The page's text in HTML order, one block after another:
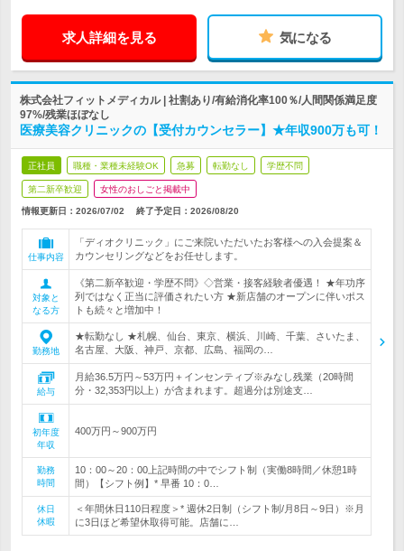
求人詳細を見る 気になる
株式会社フィットメディカル | 社割あり/有給消化率100％/人間関係満足度
97%/残業ほぼなし
医療美容クリニックの【受付カウンセラー】★年収900万も可！
正社員 職種・業種未経験OK 急募 転勤なし 学歴不問
第二新卒歓迎 女性のおしごと掲載中
情報更新日：2026/07/02 終了予定日： 2026/08/20
仕事内容
「ディオクリニック」にご来院いただいたお客様への入会提案＆
カウンセリングなどをお任せします。
対象と
なる方
《第二新卒歓迎・学歴不問》◇営業・接客経験者優遇！ ★年功序
列ではなく正当に評価されたい方 ★新店舗のオープンに伴いポス
トも続々と増加中！
勤務地
★転勤なし ★札幌、仙台、東京、横浜、川崎、千葉、さいたま、
名古屋、大阪、神戸、京都、広島、福岡の…
給与
月給36.5万円～53万円＋インセンティブ※みなし残業（20時間
分・32,353円以上）が含まれます。超過分は別途支…
初年度
年収
400万円～900万円
勤務
時間
10：00～20：00上記時間の中でシフト制（実働8時間／休憩1時
間）【シフト例】* 早番 10：0…
休日
休暇
＜年間休日110日程度＞* 週休2日制（シフト制/月8日～9日）※月
に3日ほど希望休取得可能。店舗に…